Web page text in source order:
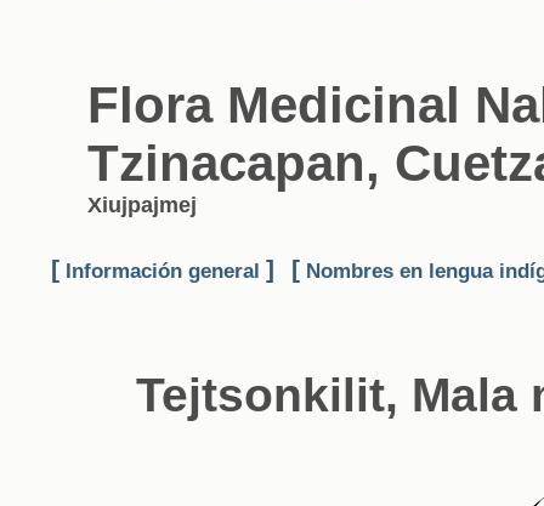
Flora Medicinal
Tzinacapan,
Xiujpajmej
[ Información general ] [ Nombres en lengua
Tejtsonkilit, Mala